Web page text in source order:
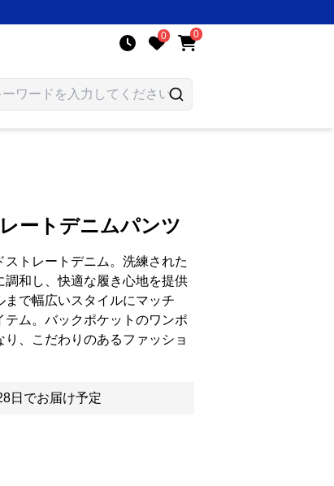
0 0
ートデニムパンツ
トレートデニム。洗練された
和し、快適な履き心地を提供
まで幅広いスタイルにマッチ
ム。バックポケットのワンポ
、こだわりのあるファッショ
日でお届け予定